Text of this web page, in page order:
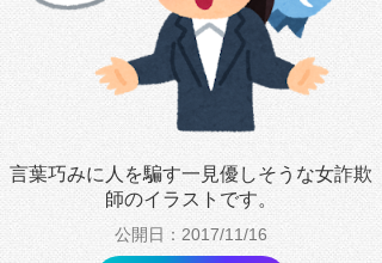
言葉巧みに人を騙す一見優しそうな女詐欺
師のイラストです。
公開日：2017/11/16